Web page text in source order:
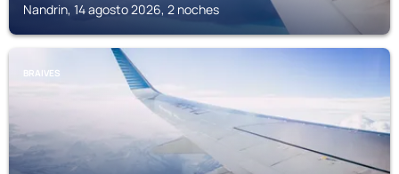
Nandrin, 14 agosto 2026, 2 noches
BRAIVES